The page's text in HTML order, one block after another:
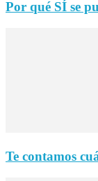
Por qué SÍ se
Te contamos